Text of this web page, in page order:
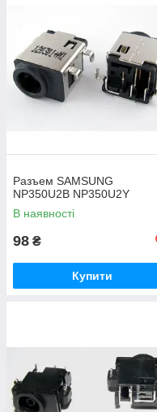
Разъем SAMSUNG
NP350U2B NP350U2Y
В наявності
98 ₴
Купити